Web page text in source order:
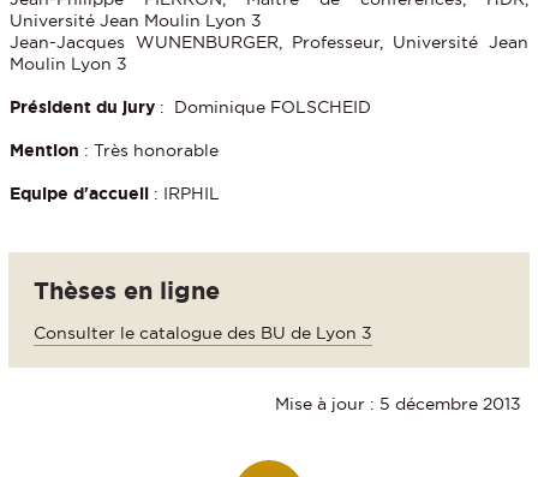
Université Jean Moulin Lyon 3
Jean-Jacques WUNENBURGER, Professeur, Université Jean
Moulin Lyon 3
Président du jury : Dominique FOLSCHEID
Mention : Très honorable
Equipe d'accueil : IRPHIL
Thèses en ligne
Consulter le catalogue des BU de Lyon 3
Mise à jour : 5 décembre 2013